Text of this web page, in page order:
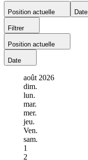
Position actuelle Date
Filtrer
Position actuelle
Date
août 2026
dim.
lun.
mar.
mer.
jeu.
Ven.
sam.
1
2